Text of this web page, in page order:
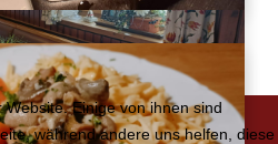
Einige von ihnen sind
während andere uns helfen, diese